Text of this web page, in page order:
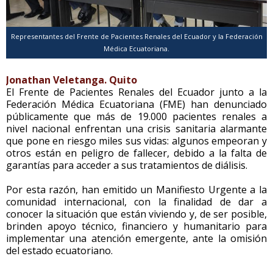
Representantes del Frente de Pacientes Renales del Ecuador y la Federación
Médica Ecuatoriana.
Jonathan Veletanga. Quito
El Frente de Pacientes Renales del Ecuador junto a la
Federación Médica Ecuatoriana (FME) han denunciado
públicamente que más de 19.000 pacientes renales a
nivel nacional enfrentan una crisis sanitaria alarmante
que pone en riesgo miles sus vidas: algunos empeoran y
otros están en peligro de fallecer, debido a la falta de
garantías para acceder a sus tratamientos de diálisis.
Por esta razón, han emitido un Manifiesto Urgente a la
comunidad internacional, con la finalidad de dar a
conocer la situación que están viviendo y, de ser posible,
brinden apoyo técnico, financiero y humanitario para
implementar una atención emergente, ante la omisión
del estado ecuatoriano.